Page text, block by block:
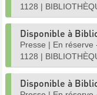
1128 |
Disponible à
Presse | En réserve
1128 |
Disponible à